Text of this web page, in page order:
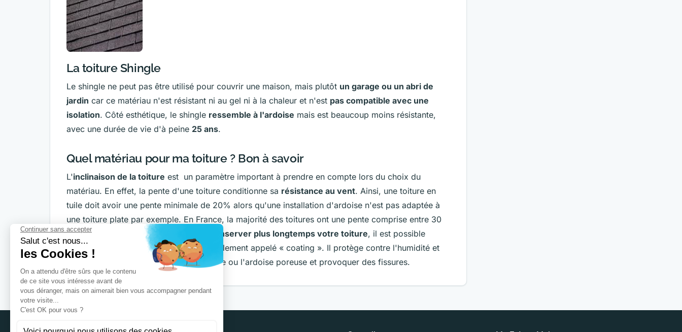
La toiture Shingle
Le shingle ne peut pas être utilisé pour couvrir une maison, mais plutôt un garage ou un abri de
jardin car ce matériau n'est résistant ni au gel ni à la chaleur et n'est pas compatible avec une
isolation. Côté esthétique, le shingle ressemble à l'ardoise mais est beaucoup moins résistante,
avec une durée de vie d'à peine 25 ans.
Quel matériau pour ma toiture ? Bon à savoir
L'inclinaison de la toiture est un paramètre important à prendre en compte lors du choix du
matériau. En effet, la pente d'une toiture conditionne sa résistance au vent. Ainsi, une toiture en
tuile doit avoir une pente minimale de 20% alors qu'une installation d'ardoise n'est pas adaptée à
une toiture plate par exemple. En France, la majorité des toitures ont une pente comprise entre 30
et 40%. Enfin pour si vous souhaitez
conserver plus longtemps votre toiture, il est possible
d'ajouter un
revêtement de toiture , également appelé « coating ». Il protège contre l'humidité et
les intempéries qui peuvent rendre la tuile ou l'ardoise poreuse et provoquer des fissures.